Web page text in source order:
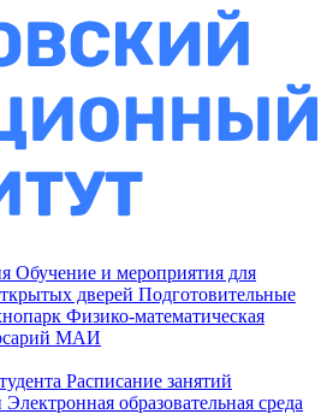
Обучение и мероприятия для
дверей Подготовительные
Физико-математическая
МАИ
Расписание занятий
Электронная образовательная среда